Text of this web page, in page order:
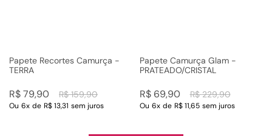
Papete Recortes Camurça -
TERRA
R$ 159,90
R$79,90
Ou 6x de R$ 13,31 sem juros
Papete Camurça Glam -
PRATEADO/CRISTAL
R$ 229,90
R$ 69,90
Ou 6x de R$ 11,65 sem juros